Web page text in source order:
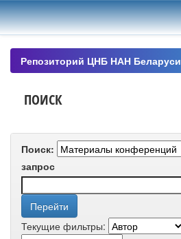
Skip
navigation
Репозиторий ЦНБ НАН Беларуси
ПОИСК
Поиск:
запрос
Текущие фильтры: